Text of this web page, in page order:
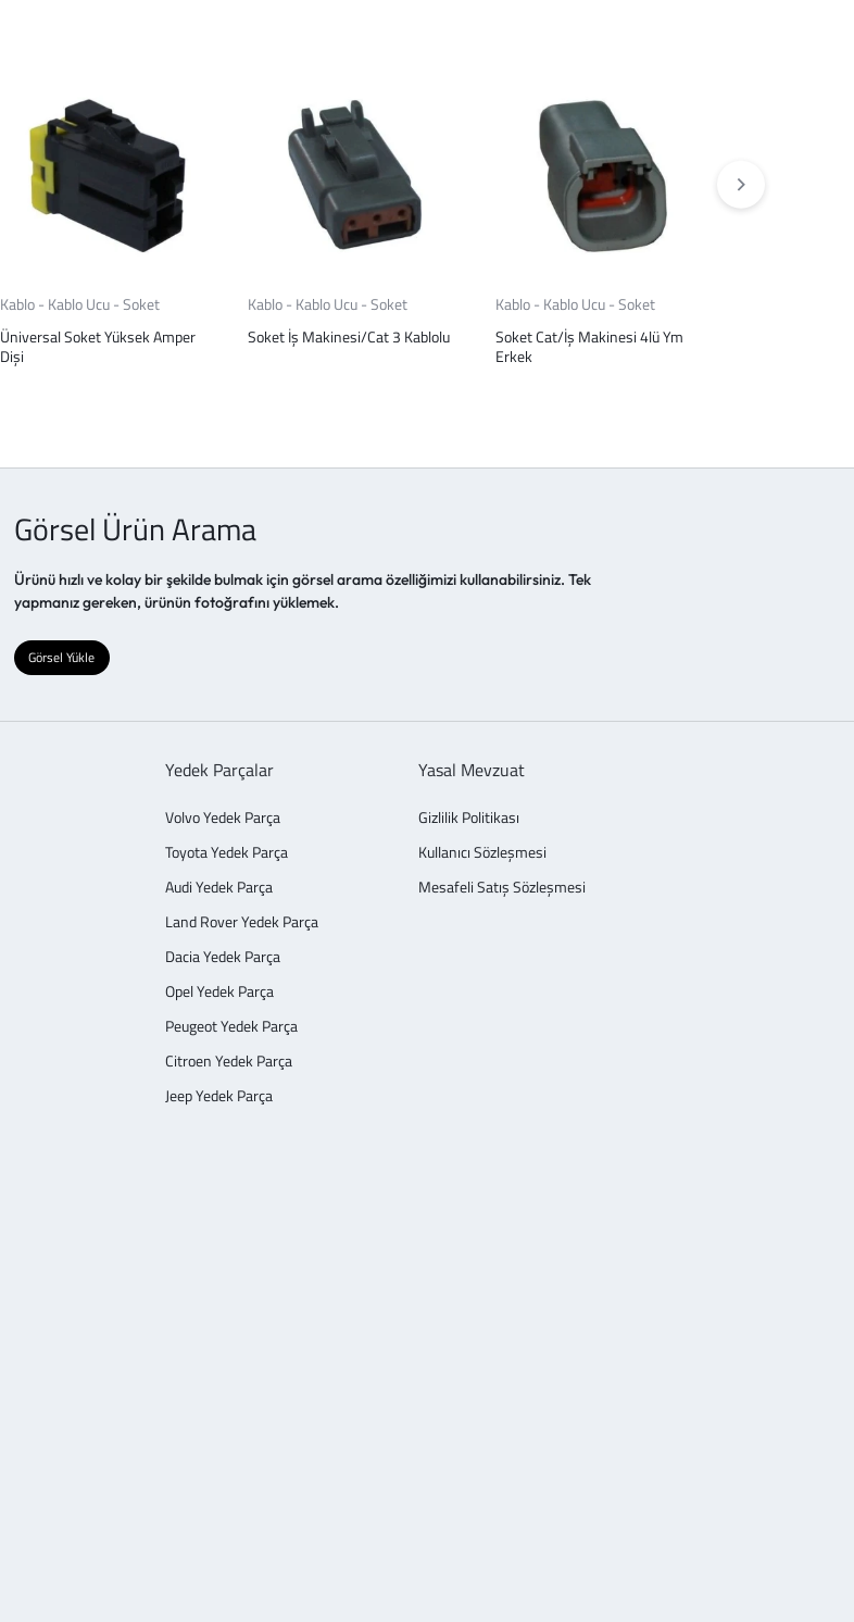
Kablo - Kablo Ucu - Soket
Üniversal Soket Yüksek Amper
Dişi
Kablo - Kablo Ucu - Soket
Soket İş Makinesi/Cat 3 Kablolu
Kablo - Kablo Ucu - Soket
Soket Cat/İş Makinesi 4lü Ym
Erkek
Görsel Ürün Arama
Ürünü hızlı ve kolay bir şekilde bulmak için görsel arama özelliğimizi kullanabilirsiniz. Tek
yapmanız gereken, ürünün fotoğrafını yüklemek.
Görsel Yükle
Yedek Parçalar
Volvo Yedek Parça
Toyota Yedek Parça
Audi Yedek Parça
Land Rover Yedek Parça
Dacia Yedek Parça
Opel Yedek Parça
Peugeot Yedek Parça
Citroen Yedek Parça
Jeep Yedek Parça
Yasal Mevzuat
Gizlilik Politikası
Kullanıcı Sözleşmesi
Mesafeli Satış Sözleşmesi